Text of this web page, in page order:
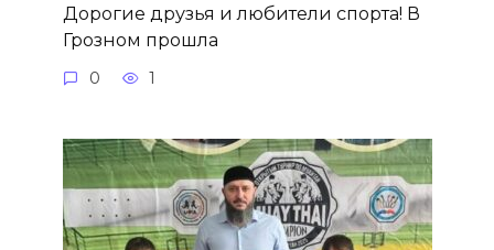
Дорогие друзья и любители спорта! В
Грозном прошла
0 1